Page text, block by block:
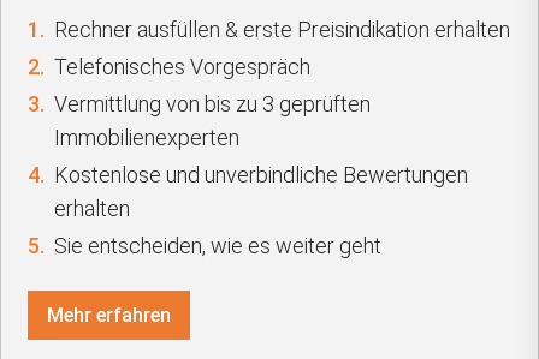
1. Rechner ausfüllen & erste Preisindikation erhalten
2. Telefonisches Vorgespräch
3. Vermittlung von bis zu 3 geprüften
Immobilienexperten
4. Kostenlose und unverbindliche Bewertungen
erhalten
5. Sie entscheiden, wie es weiter geht
Mehr erfahren